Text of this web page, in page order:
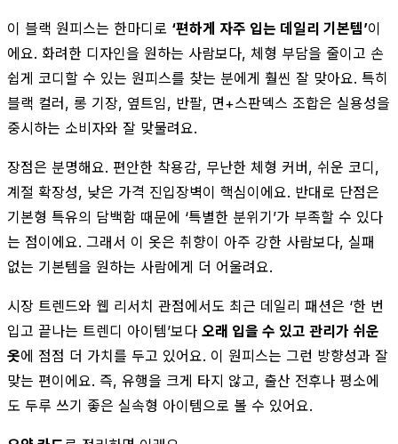
이 블랙 원피스는 한마디로 ‘편하게 자주 입는 데일리 기본템’이
에요. 화려한 디자인을 원하는 사람보다, 체형 부담을 줄이고 손
쉽게 코디할 수 있는 원피스를 찾는 분에게 훨씬 잘 맞아요. 특히
블랙 컬러, 롱 기장, 옆트임, 반팔, 면+스판덱스 조합은 실용성을
중시하는 소비자와 잘 맞물려요.
장점은 분명해요. 편안한 착용감, 무난한 체형 커버, 쉬운 코디,
계절 확장성, 낮은 가격 진입장벽이 핵심이에요. 반대로 단점은
기본형 특유의 담백함 때문에 ‘특별한 분위기’가 부족할 수 있다
는 점이에요. 그래서 이 옷은 취향이 아주 강한 사람보다, 실패
없는 기본템을 원하는 사람에게 더 어울려요.
시장 트렌드와 웹 리서치 관점에서도 최근 데일리 패션은 ‘한 번
입고 끝나는 트렌디 아이템’보다 오래 입을 수 있고 관리가 쉬운
옷에 점점 더 가치를 두고 있어요. 이 원피스는 그런 방향성과 잘
맞는 편이에요. 즉, 유행을 크게 타지 않고, 출산 전후나 평소에
도 두루 쓰기 좋은 실속형 아이템으로 볼 수 있어요.